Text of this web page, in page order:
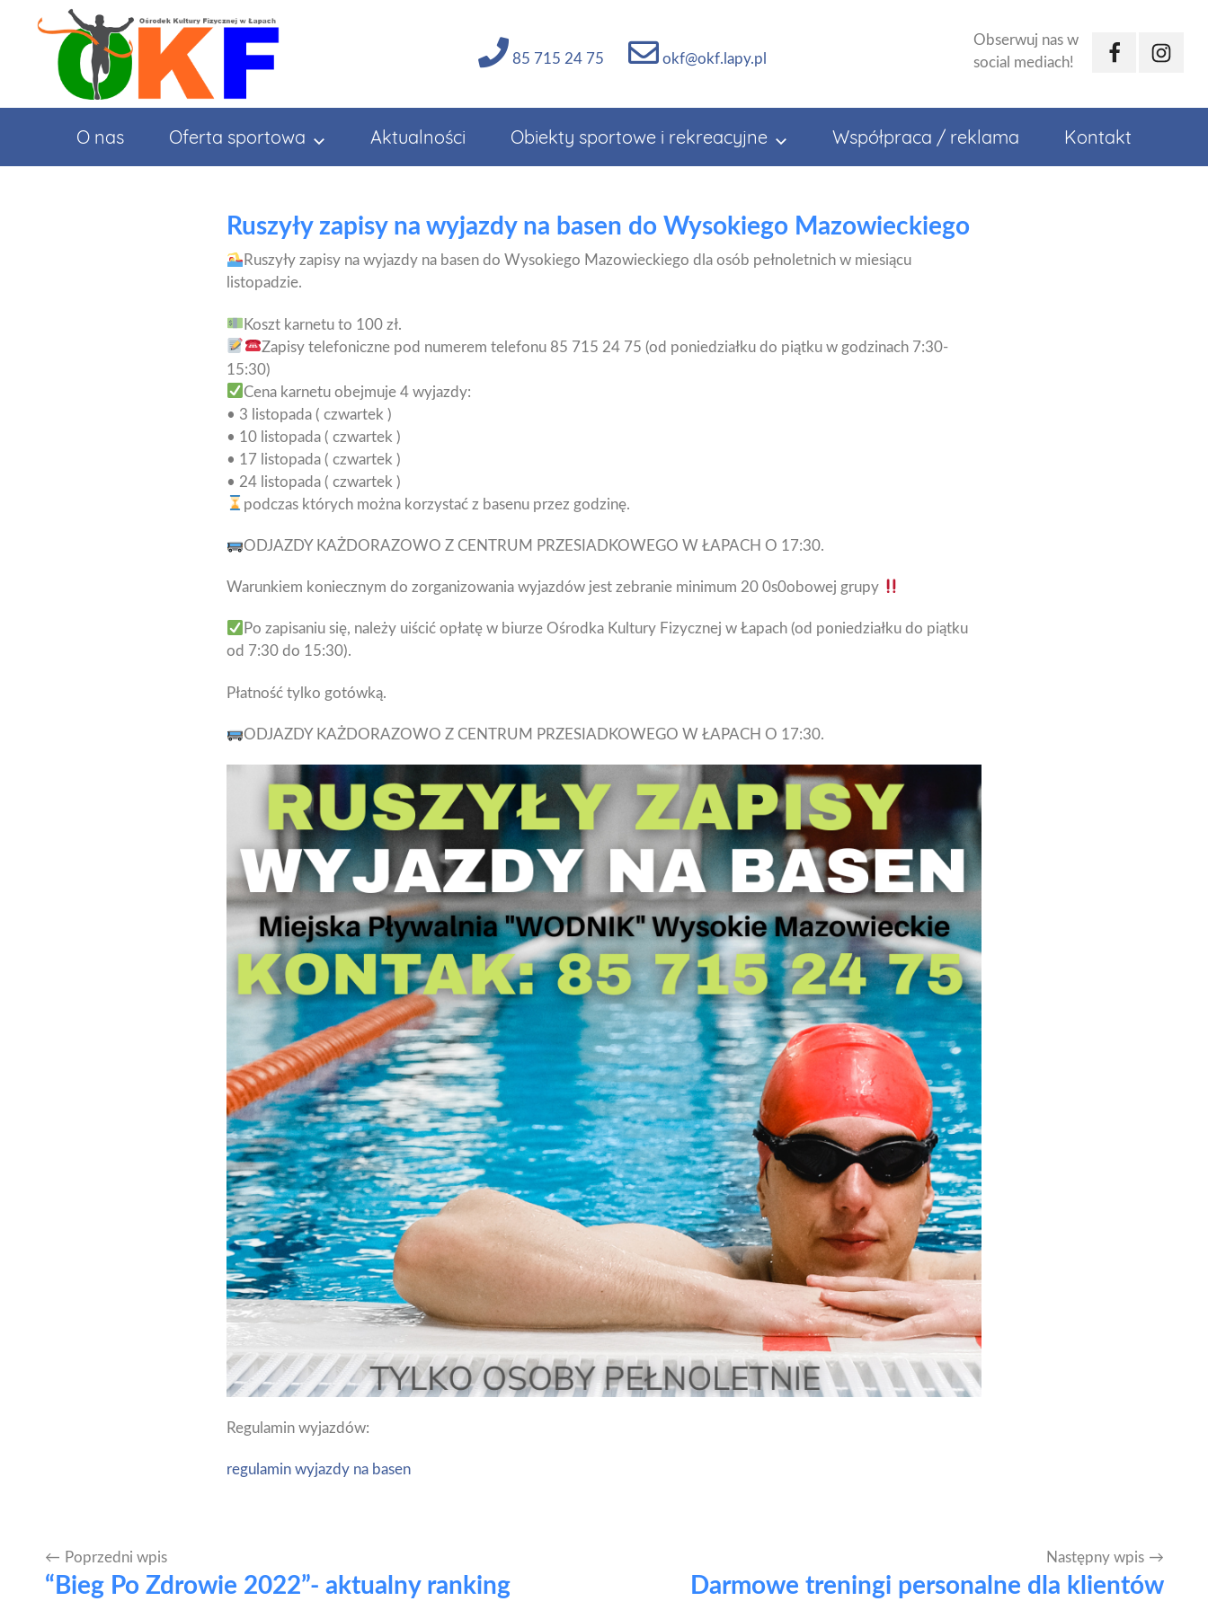
85 715 24 75 okf@okf.lapy.pl
Obserwuj nas w
social mediach!
Facebook
O nas Oferta sportowa Aktualności Obiekty sportowe i rekreacyjne Współpraca / reklama Kontakt
Ruszyły zapisy na wyjazdy na basen do Wysokiego Mazowieckiego
Ruszyły zapisy na wyjazdy na basen do Wysokiego Mazowieckiego dla osób pełnoletnich w miesiącu
listopadzie.
Koszt karnetu to 100 zł.
Zapisy telefoniczne pod numerem telefonu 85 715 24 75 (od poniedziałku do piątku w godzinach 7:30-
15:30)
Cena karnetu obejmuje 4 wyjazdy:
• 3 listopada ( czwartek )
• 10 listopada ( czwartek )
• 17 listopada ( czwartek )
• 24 listopada ( czwartek )
podczas których można korzystać z basenu przez godzinę.
ODJAZDY KAŻDORAZOWO Z CENTRUM PRZESIADKOWEGO W ŁAPACH O 17:30.
Warunkiem koniecznym do zorganizowania wyjazdów jest zebranie minimum 20 0s0obowej grupy
Po zapisaniu się, należy uiścić opłatę w biurze Ośrodka Kultury Fizycznej w Łapach (od poniedziałku do piątku
od 7:30 do 15:30).
Płatność tylko gotówką.
ODJAZDY KAŻDORAZOWO Z CENTRUM PRZESIADKOWEGO W ŁAPACH O 17:30.
Regulamin wyjazdów:
regulamin wyjazdy na basen
Nawigacja
wpisu
Poprzedni wpis
“Bieg Po Zdrowie 2022”- aktualny ranking
Następny wpis
Darmowe treningi personalne dla klientów